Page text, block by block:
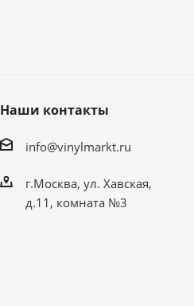
Наши контакты
info@vinylmarkt.ru
г.Москва, ул. Хавская,
д.11, комната №3